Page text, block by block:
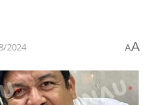
2024 AA